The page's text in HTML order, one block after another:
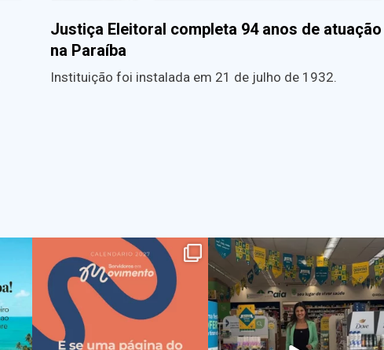
Justiça Eleitoral completa 94 anos de atuação
na Paraíba
Instituição foi instalada em 21 de julho de 1932.